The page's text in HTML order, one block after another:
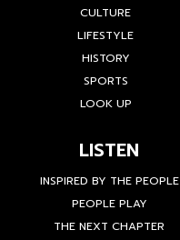
CULTURE
LIFESTYLE
HISTORY
SPORTS
LOOK UP
LISTEN
INSPIRED BY THE PEOPLE
PEOPLE PLAY
THE NEXT CHAPTER